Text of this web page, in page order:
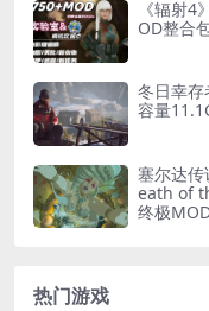
《辐射
OD整合
冬日幸
容量
塞尔达
eath of
终极
热门游戏